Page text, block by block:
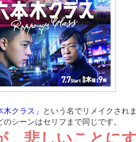
クラス」
という名でリメイクされ
シーンはセリフまで同じです。